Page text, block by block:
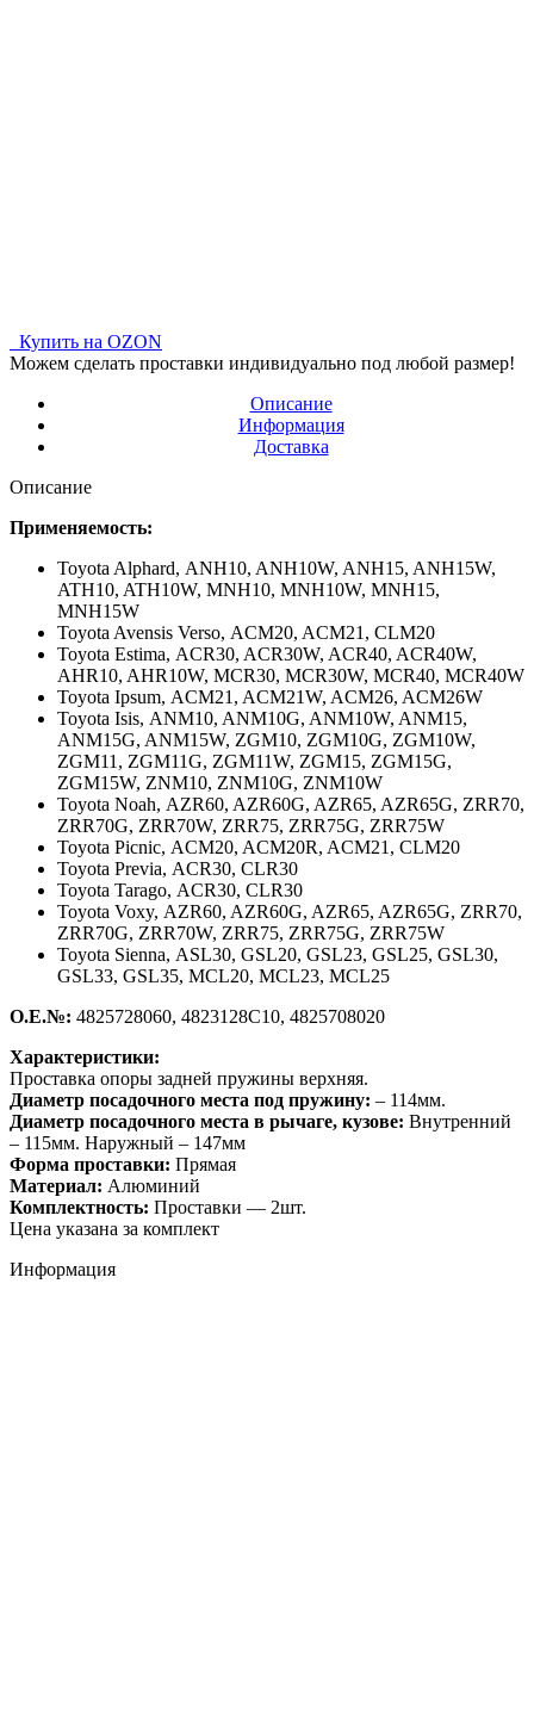
Купить на OZON
Можем сделать проставки индивидуально под любой размер!
Описание
Информация
Доставка
Описание
Применяемость:
Toyota Alphard, ANH10, ANH10W, ANH15, ANH15W,
ATH10, ATH10W, MNH10, MNH10W, MNH15,
MNH15W
Toyota Avensis Verso, ACM20, ACM21, CLM20
Toyota Estima, ACR30, ACR30W, ACR40, ACR40W,
AHR10, AHR10W, MCR30, MCR30W, MCR40, MCR40W
Toyota Ipsum, ACM21, ACM21W, ACM26, ACM26W
Toyota Isis, ANM10, ANM10G, ANM10W, ANM15,
ANM15G, ANM15W, ZGM10, ZGM10G, ZGM10W,
ZGM11, ZGM11G, ZGM11W, ZGM15, ZGM15G,
ZGM15W, ZNM10, ZNM10G, ZNM10W
Toyota Noah, AZR60, AZR60G, AZR65, AZR65G, ZRR70,
ZRR70G, ZRR70W, ZRR75, ZRR75G, ZRR75W
Toyota Picnic, ACM20, ACM20R, ACM21, CLM20
Toyota Previa, ACR30, CLR30
Toyota Tarago, ACR30, CLR30
Toyota Voxy, AZR60, AZR60G, AZR65, AZR65G, ZRR70,
ZRR70G, ZRR70W, ZRR75, ZRR75G, ZRR75W
Toyota Sienna, ASL30, GSL20, GSL23, GSL25, GSL30,
GSL33, GSL35, MCL20, MCL23, MCL25
О.Е.№: 4825728060, 4823128C10, 4825708020
Характеристики:
Проставка опоры задней пружины верхняя.
Диаметр посадочного места под пружину: – 114мм.
Диаметр посадочного места в рычаге, кузове: Внутренний
– 115мм. Наружный – 147мм
Форма проставки: Прямая
Материал: Алюминий
Комплектность: Проставки — 2шт.
Цена указана за комплект
Информация